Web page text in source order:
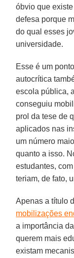
óbvio que
defesa porque
do qual esses
universidade.
Esse é um
autocrítica
escola pública,
conseguiu
prol da tese de
aplicados nas
um número
quanto a isso.
estudantes,
teriam, de fato,
Apenas a título
mobilizações
a importância
querem mais
existam